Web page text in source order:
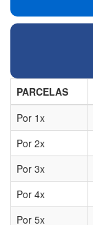
PARCELAS
Por 1x
Por 2x
Por 3x
Por 4x
Por 5x